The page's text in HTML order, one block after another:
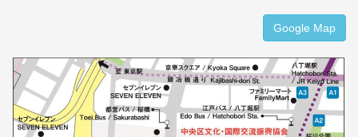
Google Map